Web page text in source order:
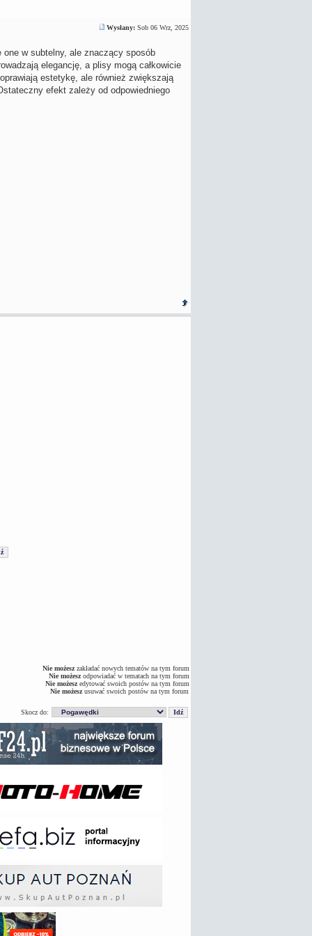
Wysłany:Sob 06 Wrz, 2025
one w subtelny, ale znaczący sposób
elegancję, a plisy mogą całkowicie
estetykę, ale również zwiększają
efekt zależy od odpowiedniego
Nie możeszzakładać nowych tematów na tym forum
Nie możeszodpowiadać w tematach na tym forum
Nie możeszedytować swoich postów na tym forum
Nie możeszusuwać swoich postów na tym forum
Skocz do: